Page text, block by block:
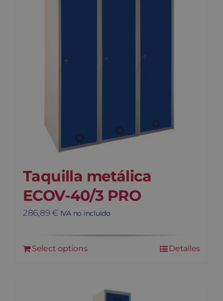
Taquilla metálica
ECOV-40/3 PRO
286,89€ IVA no incluido
Select options Detalles